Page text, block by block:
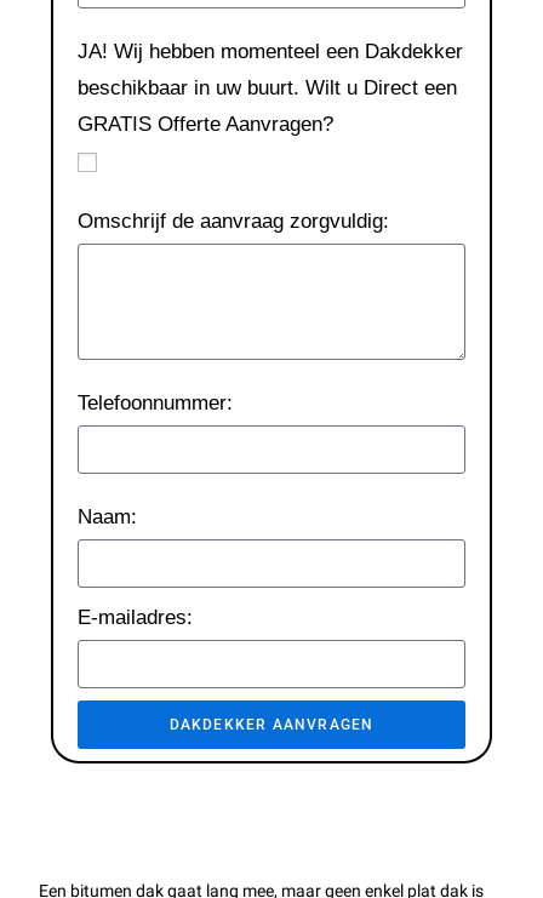
JA! Wij hebben momenteel een Dakdekker
beschikbaar in uw buurt. Wilt u Direct een
GRATIS Offerte Aanvragen?
Omschrijf de aanvraag zorgvuldig:
Telefoonnummer:
Naam:
E-mailadres:
DAKDEKKER AANVRAGEN
Een bitumen dak gaat lang mee, maar geen enkel plat dak is